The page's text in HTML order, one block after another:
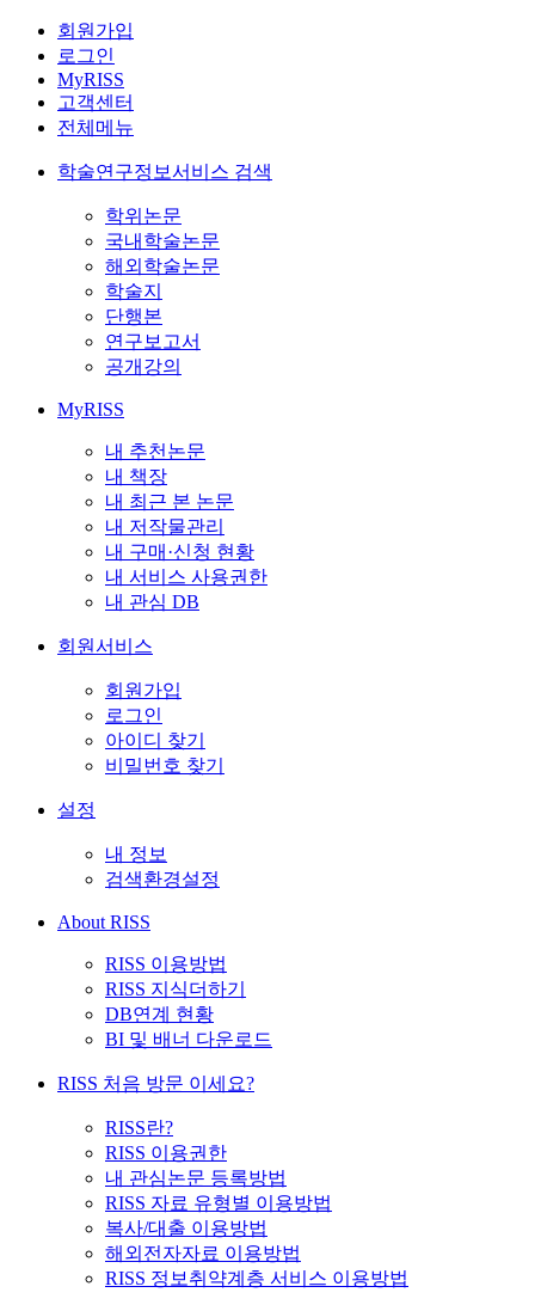
회원가입
로그인
MyRISS
고객센터
전체메뉴
학술연구정보서비스 검색
학위논문
국내학술논문
해외학술논문
학술지
단행본
연구보고서
공개강의
MyRISS
내 추천논문
내 책장
내 최근 본 논문
내 저작물관리
내 구매·신청 현황
내 서비스 사용권한
내 관심 DB
회원서비스
회원가입
로그인
아이디 찾기
비밀번호 찾기
설정
내 정보
검색환경설정
About RISS
RISS 이용방법
RISS 지식더하기
DB연계 현황
BI 및 배너 다운로드
RISS 처음 방문 이세요?
RISS란?
RISS 이용권한
내 관심논문 등록방법
RISS 자료 유형별 이용방법
복사/대출 이용방법
해외전자자료 이용방법
RISS 정보취약계층 서비스 이용방법